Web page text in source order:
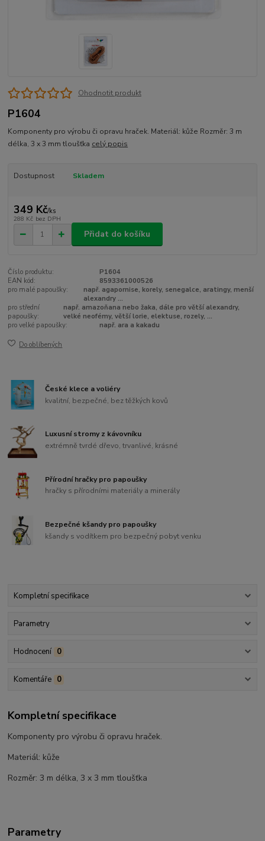
Ohodnotit produkt
P1604
Komponenty pro výrobu či opravu hraček. Materiál: kůže Rozměr: 3 m
délka, 3 x 3 mm tloušťka celý popis
Dostupnost Skladem
349 Kč/ks
288 Kč bez DPH
Přidat do košíku
Číslo produktu:
P1604
EAN kód:
8593361000526
pro malé papoušky:
např. agapornise, korely, senegalce, aratingy, menší
alexandry ...
pro střední
papoušky:
např. amazoňana nebo žaka, dále pro větší alexandry,
velké neofémy, větší lorie, elektuse, rozely, ...
pro velké papoušky:
např. ara a kakadu
Do oblíbených
České klece a voliéry
kvalitní, bezpečné, bez těžkých kovů
Luxusní stromy z kávovníku
extrémně tvrdé dřevo, trvanlivé, krásné
Přírodní hračky pro papoušky
hračky s přírodními materiály a minerály
Bezpečné kšandy pro papoušky
kšandy s vodítkem pro bezpečný pobyt venku
Kompletní specifikace
Parametry
Hodnocení 0
Komentáře 0
Kompletní specifikace
Komponenty pro výrobu či opravu hraček.
Materiál: kůže
Rozměr: 3 m délka, 3 x 3 mm tloušťka
Parametry